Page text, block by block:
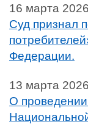
16 марта 2026
Суд признал
Федерации.
13 марта 2026
О